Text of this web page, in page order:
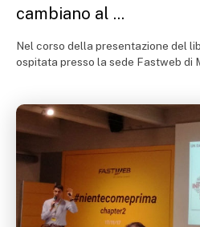
cambiano al ...
Nel corso della presentazione del
ospitata presso la sede Fastweb di